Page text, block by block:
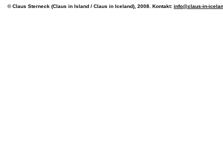
© Claus Sterneck (Claus in Island / Claus in Iceland), 2008. Kontakt: info@claus-in-